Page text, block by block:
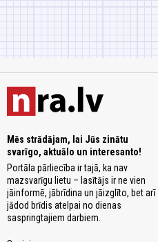
Mēs strādājam, lai Jūs zinātu
svarīgo, aktuālo un interesanto!
Portāla pārliecība ir tajā, ka nav
mazsvarīgu lietu – lasītājs ir ne vien
jāinformē, jābrīdina un jāizglīto, bet arī
jādod brīdis atelpai no dienas
saspringtajiem darbiem.